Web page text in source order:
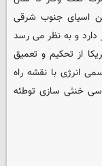
اسیای جنوب شرقی
دارد و به نظر می رسد
از تحکیم و تعمیق
انرژی با نقشه راه
خنثی سازی توطئه